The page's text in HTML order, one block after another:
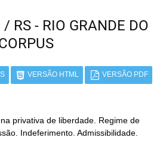
RS - RIO GRANDE DO
VERSÃO HTML VERSÃO PDF
privativa de liberdade. Regime de